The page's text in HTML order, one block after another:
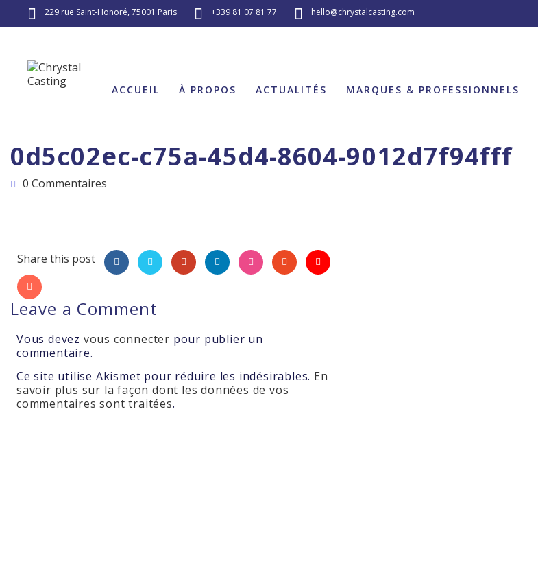
229 rue Saint-Honoré, 75001 Paris +339 81 07 81 77 hello@chrystalcasting.com
ACCUEIL À PROPOS ACTUALITÉS MARQUES & PROFESSIONNELS
0d5c02ec-c75a-45d4-8604-9012d7f94fff
0 Commentaires
Share this post
Leave a Comment
Vous devez vous connecter pour publier un
commentaire.
Ce site utilise Akismet pour réduire les indésirables. En
savoir plus sur la façon dont les données de vos
commentaires sont traitées.